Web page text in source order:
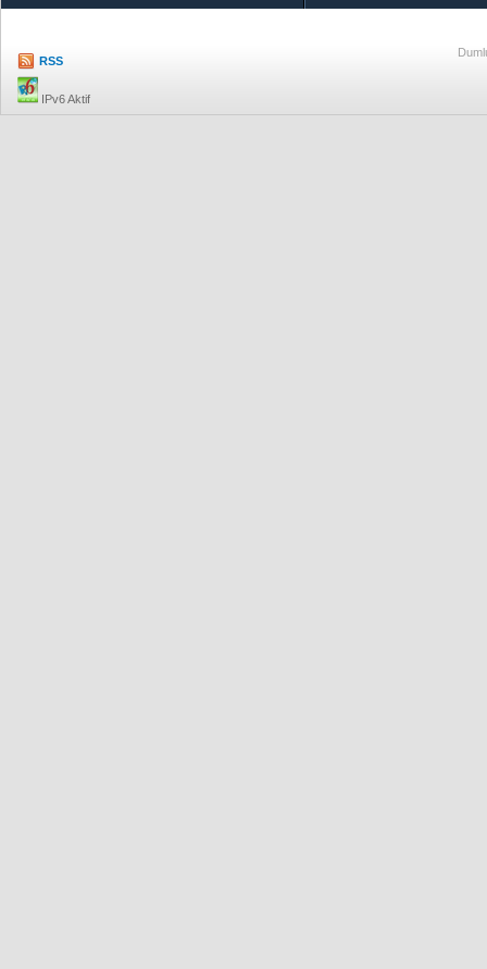
RSS
IPv6 Aktif